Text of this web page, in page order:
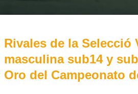
Rivales de la Selecció
masculina sub14 y
Oro del Campeonato